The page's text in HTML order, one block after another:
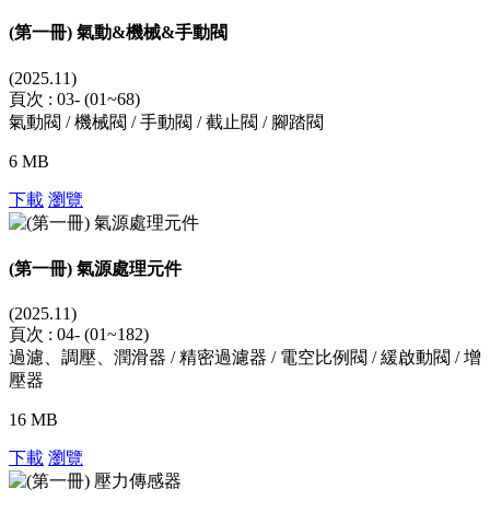
(第一冊) 氣動&機械&手動閥
(2025.11)
頁次 : 03- (01~68)
氣動閥 / 機械閥 / 手動閥 / 截止閥 / 腳踏閥
6 MB
下載 瀏覽
(第一冊) 氣源處理元件
(2025.11)
頁次 : 04- (01~182)
過濾、調壓、潤滑器 / 精密過濾器 / 電空比例閥 / 緩啟動閥 / 增
壓器
16 MB
下載 瀏覽